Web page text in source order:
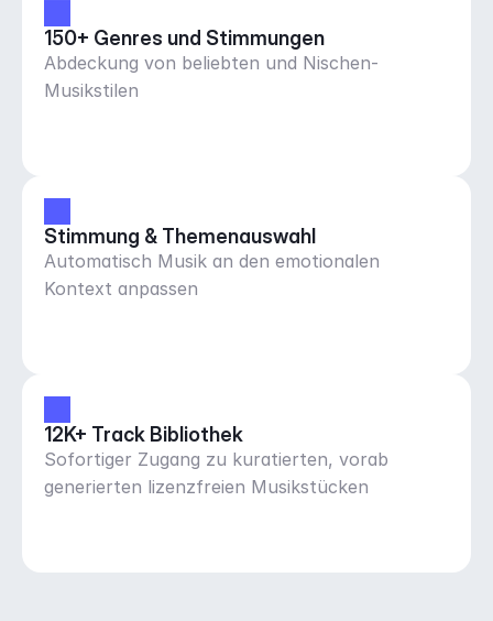
150+ Genres und Stimmungen
Abdeckung von beliebten und Nischen-
Musikstilen
Stimmung & Themenauswahl
Automatisch Musik an den emotionalen
Kontext anpassen
12K+ Track Bibliothek
Sofortiger Zugang zu kuratierten, vorab
generierten lizenzfreien Musikstücken